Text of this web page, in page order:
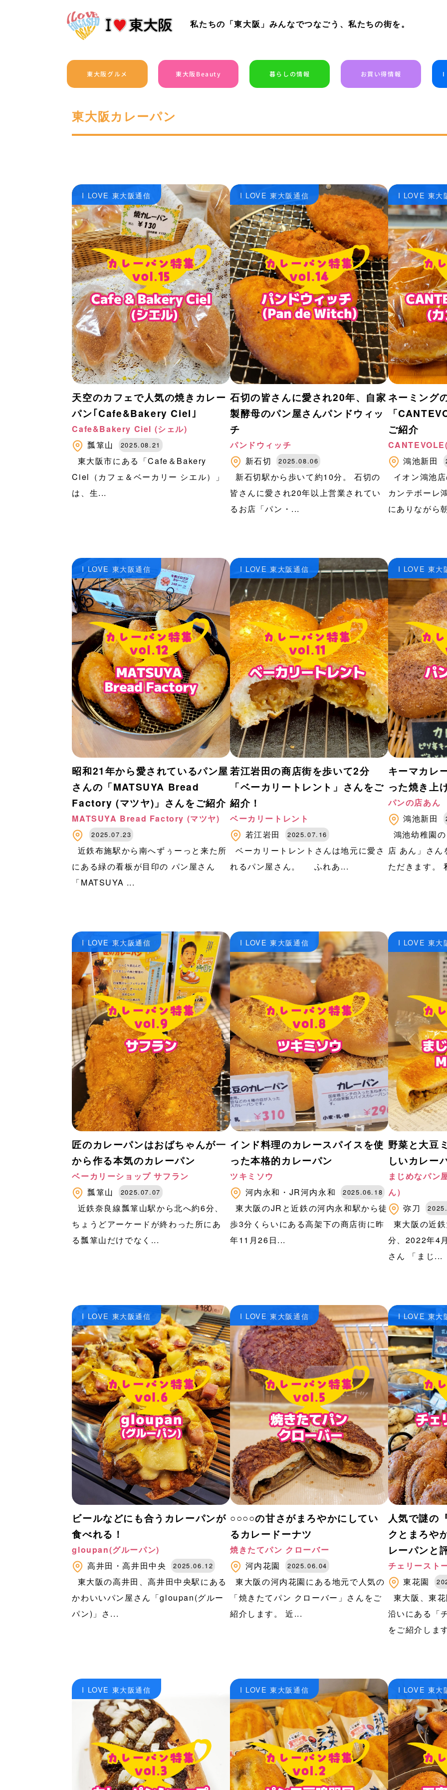
私たちの「東大阪」みんなでつなごう、私たちの街を。
東大阪グルメ 東大阪Beauty 暮らしの情報 お買い得情報 I
東大阪カレーパン
I LOVE 東大阪通信
天空のカフェで人気の焼きカレー
パン｢Cafe&Bakery Ciel｣
Cafe&Bakery Ciel (シェル)
瓢箪山
2025.08.21
東大阪市にある「Cafe＆Bakery
Ciel（カフェ＆ベーカリー シエル）」
は、生...
I LOVE 東大阪通信
石切の皆さんに愛され20年、自家
製酵母のパン屋さんパンドウィッ
チ
パンドウィッチ
新石切
2025.08.06
新石切駅から歩いて約10分。 石切の
皆さんに愛され20年以上営業されてい
るお店「パン・...
I LOVE 東大
ネーミング
「
ご紹介
鴻池新田
イオン鴻池
カンテボーレ
にありながら
I LOVE 東大阪通信
昭和21年から愛されているパン屋
さんの「MATSUYA Bread
Factory (マツヤ)」さんをご紹介
MATSUYA Bread Factory (マツヤ)
2025.07.23
近鉄布施駅から南へずぅーっと来た所
にある緑の看板が目印の パン屋さん
「MATSUYA ...
I LOVE 東大阪通信
若江岩田の商店街を歩いて2分
「ベーカリートレント」さんをご
紹介！
ベーカリートレント
若江岩田
2025.07.16
ベーカリートレントさんは地元に愛さ
れるパン屋さん。 ふれあ...
I LOVE 東大
キーマカレ
った焼き上
パンの店あん
鴻池新田
鴻池幼稚園
店 あん」さ
ただきます。
I LOVE 東大阪通信
匠のカレーパンはおばちゃんが一
から作る本気のカレーパン
ベーカリーショップ サフラン
瓢箪山
2025.07.07
近鉄奈良線瓢箪山駅から北へ約6分、
ちょうどアーケードが終わった所にあ
る瓢箪山だけでなく...
I LOVE 東大阪通信
インド料理のカレースパイスを使
った本格的カレーパン
ツキミソウ
河内永和・JR河内永和
2025.06.18
東大阪のJRと近鉄の河内永和駅から徒
歩3分くらいにある高架下の商店街に昨
年11月26日...
I LOVE 東大
野菜と大豆
しいカレー
まじめなパン
ん）
弥刀
東大阪の近
分、2022年4
さん 「まじ...
I LOVE 東大阪通信
ビールなどにも合うカレーパンが
食べれる！
gloupan(グルーパン)
高井田・高井田中央
2025.06.12
東大阪の高井田、高井田中央駅にある
かわいいパン屋さん「gloupan(グルー
パン)」さ...
I LOVE 東大阪通信
○○○○の甘さがまろやかにしてい
るカレードーナツ
焼きたてパン クローバー
河内花園
2025.06.04
東大阪の河内花園にある地元で人気の
「焼きたてパン クローバー」さんをご
紹介します。 近...
I LOVE 東大
人気で謎の
クとまろや
レーパンと
チェリースト
東花園
東大阪、東
沿いにある「
をご紹介しま
I LOVE 東大阪通信 I LOVE 東大阪通信 I LOVE 東大